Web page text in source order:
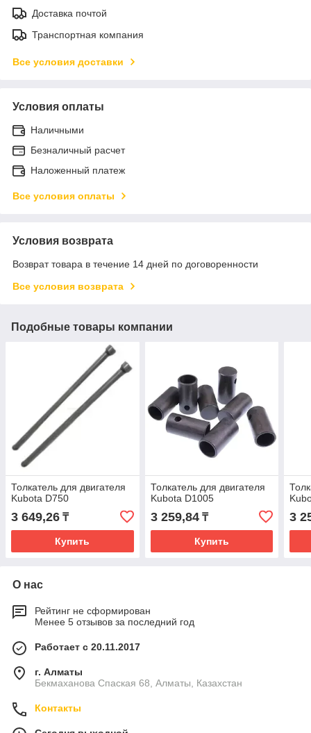
Доставка почтой
Транспортная компания
Все условия доставки
Условия оплаты
Наличными
Безналичный расчет
Наложенный платеж
Все условия оплаты
Условия возврата
Возврат товара в течение 14 дней по договоренности
Все условия возврата
Подобные товары компании
Толкатель для двигателя
Kubota D750
3 649,26 ₸
Купить
Толкатель для двигателя
Kubota D1005
3 259,84₸
Купить
3
О нас
Рейтинг не сформирован
Менее 5 отзывов за последний год
Работает с 20.11.2017
г. Алматы
Бекмаханова Спаская 68, Алматы, Казахстан
Контакты